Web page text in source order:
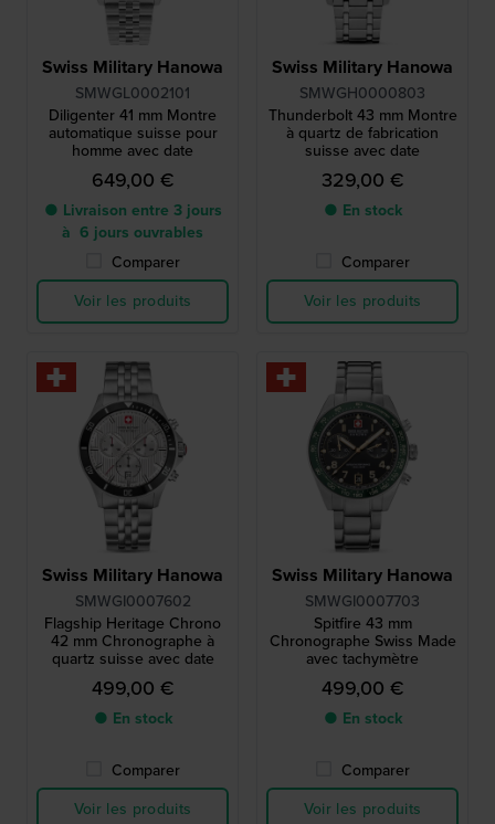
Swiss Military Hanowa
SMWGL0002101
Diligenter 41 mm Montre
automatique suisse pour
homme avec date
649,00 €
● Livraison entre 3 jours
à 6 jours ouvrables
Comparer
Voir les produits
Swiss Military Hanowa
SMWGH0000803
Thunderbolt 43 mm Montre
à quartz de fabrication
suisse avec date
329,00 €
● En stock
Comparer
Voir les produits
Swiss Military Hanowa
SMWGI0007602
Flagship Heritage Chrono
42 mm Chronographe à
quartz suisse avec date
499,00 €
● En stock
Comparer
Voir les produits
Swiss Military Hanowa
SMWGI0007703
Spitfire 43 mm
Chronographe Swiss Made
avec tachymètre
499,00 €
● En stock
Comparer
Voir les produits